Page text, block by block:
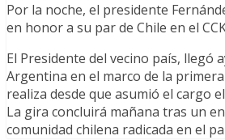
Por la noche, el presidente
en honor a su par de Chile en el
El Presidente del vecino país, llegó
Argentina en el marco de la
realiza desde que asumió el cargo
La gira concluirá mañana tras un
comunidad chilena radicada en el